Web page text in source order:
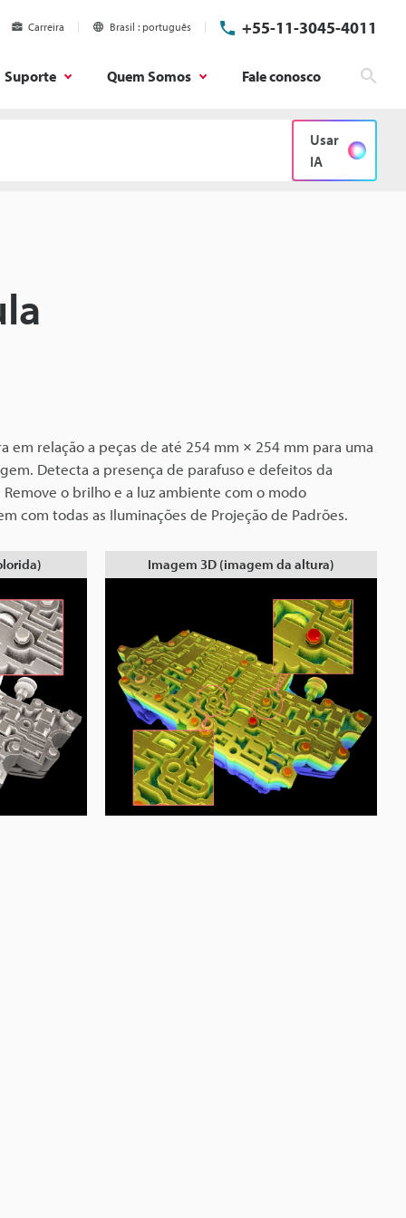
Carreira Brasil português +55-11-3045-4011
Suporte Quem Somos Fale conosco
Usar
IA
em relação a peças de até 254 mm × 254 mm para uma
Detecta a presença de parafuso e defeitos da
o brilho e a luz ambiente com o modo
com todas as Iluminações de Projeção de Padrões.
Imagem 3D (imagem da altura)